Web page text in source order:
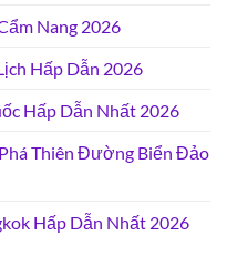
Nang 2026
Hấp Dẫn 2026
Hấp Dẫn Nhất 2026
Thiên Đường Biển Đảo
Hấp Dẫn Nhất 2026